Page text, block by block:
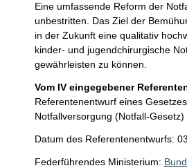
Eine umfassende Reform der
unbestritten. Das Ziel der
in der Zukunft eine qualitativ
kinder- und jugendchirurgische
gewährleisten zu können.
Vom IV eingegebener
Referentenentwurf eines
Notfallversorgung (Notfall-Gesetz)
Datum des Referentenentwurfs:
Federführendes Ministerium: